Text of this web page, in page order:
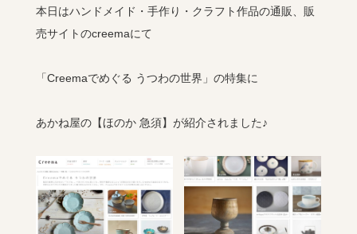
本日はハンドメイド・手作り・クラフト作品の通販、販
売サイトのcreemaにて
「Creemaでめぐる うつわの世界」の特集に
あかね屋の【ほのか 急須】が紹介されました♪